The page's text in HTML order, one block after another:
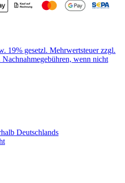
19% gesetzl. Mehrwertsteuer zzgl.
wenn nicht
Deutschlands